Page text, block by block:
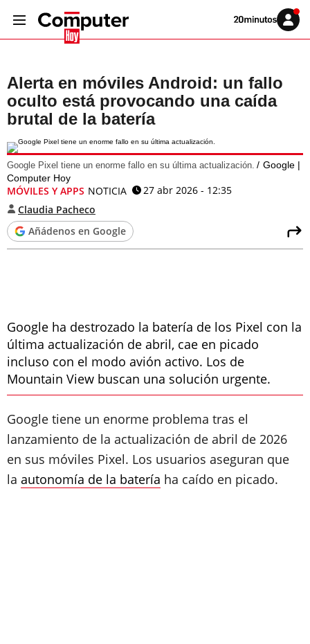
Volver
Iniciar
sesión
Alerta en móviles Android: un fallo
oculto está provocando una caída
brutal de la batería
Google Pixel tiene un enorme fallo en su última actualización.
Google |
Computer Hoy
MÓVILES Y APPS NOTICIA
27 abr 2026 - 12:35
Claudia Pacheco
Añádenos en Google
Google ha destrozado la batería de los Pixel con la
última actualización de abril, cae en picado
incluso con el modo avión activo. Los de
Mountain View buscan una solución urgente.
Google tiene un enorme problema tras el
lanzamiento de la actualización de abril de 2026
en sus móviles Pixel. Los usuarios aseguran que
la autonomía de la batería ha caído en picado.